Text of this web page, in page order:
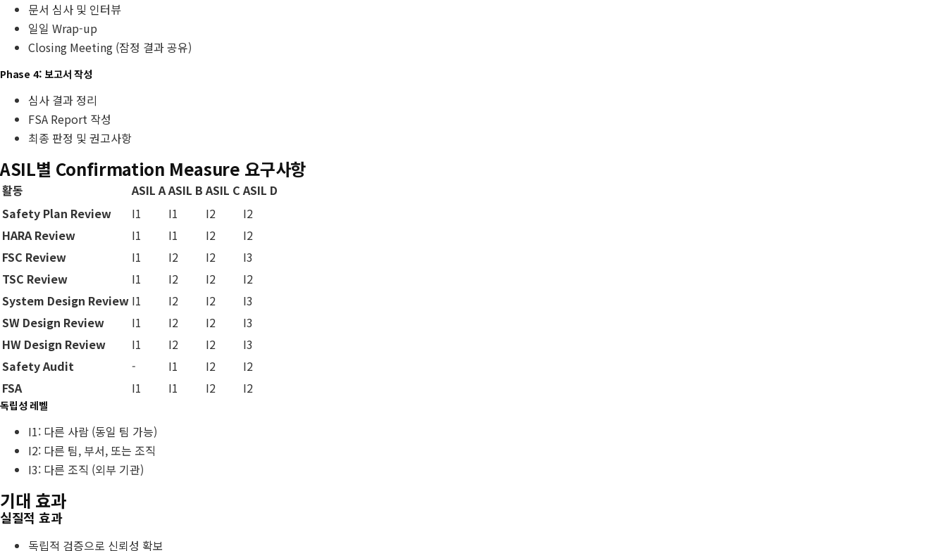
문서 심사 및 인터뷰
일일 Wrap-up
Closing Meeting (잠정 결과 공유)
Phase 4: 보고서 작성
심사 결과 정리
FSA Report 작성
최종 판정 및 권고사항
ASIL별 Confirmation Measure 요구사항
활동 ASIL AASIL B ASIL C ASIL D
Safety Plan Review
I1 I1 I2
I2
HARA Review
I1 I1 I2
I2
FSC Review
I1 I2 I2
I3
TSC Review
I1 I2 I2
I2
System Design Review I1 I2 I2
I3
SW Design Review
I1 I2 I2
I3
HW Design Review
I1 I2 I2
I3
Safety Audit
- I1 I2
I2
FSA
I1 I1 I2 I2
독립성 레벨
I1: 다른 사람 (동일 팀 가능)
I2: 다른 팀, 부서, 또는 조직
I3: 다른 조직 (외부 기관)
기대 효과
실질적 효과
독립적 검증으로 신뢰성 확보